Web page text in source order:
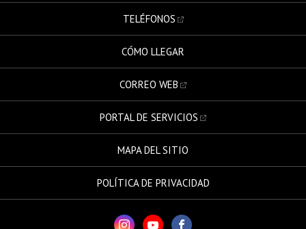
TELÉFONOS
CÓMO LLEGAR
CORREO WEB
PORTAL DE SERVICIOS
MAPA DEL SITIO
POLÍTICA DE PRIVACIDAD